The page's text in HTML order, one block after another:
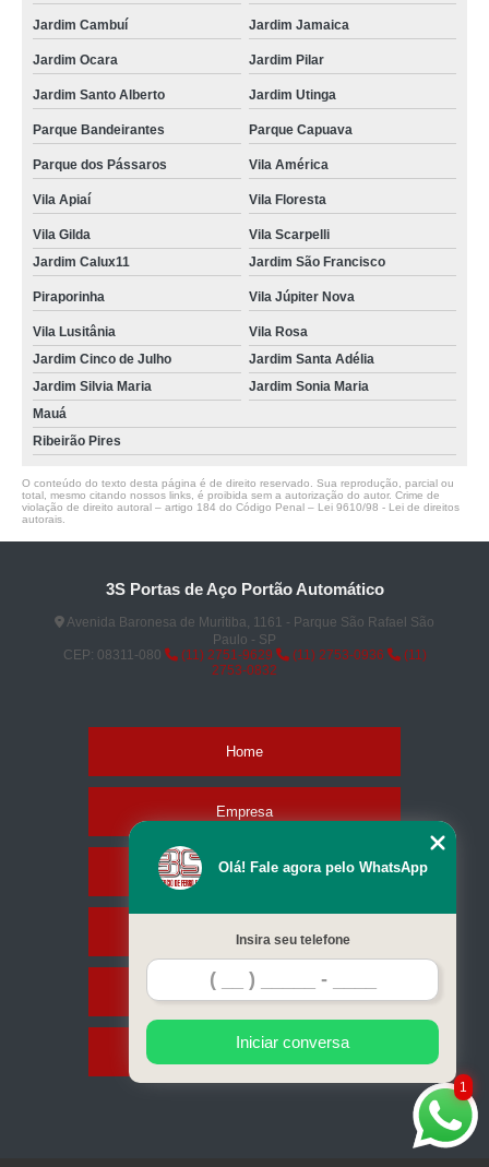
Jardim Cambuí Jardim Jamaica
Jardim Ocara Jardim Pilar
Jardim Santo Alberto Jardim Utinga
Parque Bandeirantes Parque Capuava
Parque dos Pássaros Vila América
Vila Apiaí Vila Floresta
Vila Gilda
Vila Scarpelli
Jardim Calux11
Jardim São Francisco
Piraporinha Vila Júpiter Nova
Vila Lusitânia
Vila Rosa
Jardim Cinco de Julho
Jardim Santa Adélia
Jardim Silvia Maria
Jardim Sonia Maria
Mauá
Ribeirão Pires
O conteúdo do texto desta página é de direito reservado. Sua reprodução, parcial ou
total, mesmo citando nossos links, é proibida sem a autorização do autor. Crime de
violação de direito autoral – artigo 184 do Código Penal – Lei 9610/98 - Lei de direitos
autorais
3S Portas de Aço Portão Automático
Avenida Baronesa de Muritiba, 1161 - Parque São Rafael São
Paulo - SP
CEP: 08311-080
(11) 2751-9629 (11) 2753-0936
(11)
2753-0832
Home
Empresa
Missão
Serviços
Contato
Mapa do site
1
Olá! Fale agora pelo WhatsApp
Insira seu telefone
Iniciar conversa